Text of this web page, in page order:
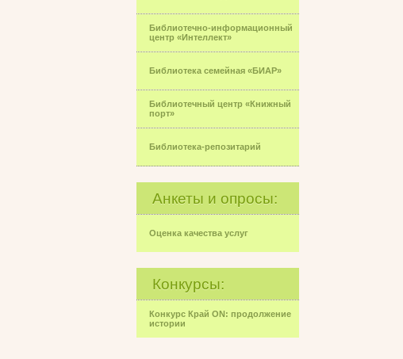
Библиотечно-информационный
центр «Интеллект»
Библиотека семейная «БИАР»
Библиотечный центр «Книжный
порт»
Библиотека-репозитарий
Анкеты и опросы:
Оценка качества услуг
Конкурсы:
Конкурс Край ON: продолжение
истории